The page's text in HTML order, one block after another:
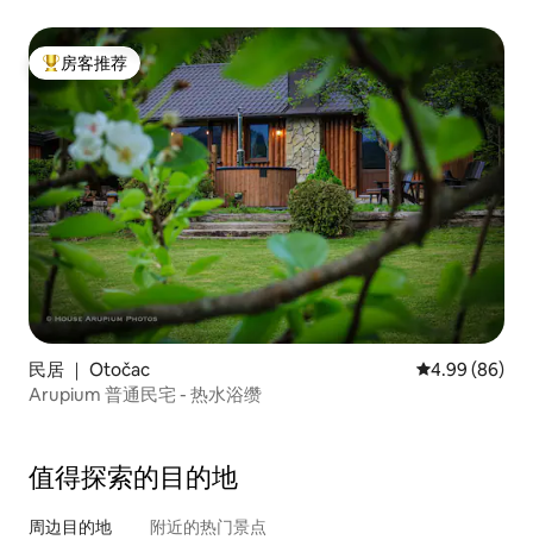
热门「房客推荐」
房客推荐
民居 ｜ Otočac 平均评分 4.99
4.99 (86)
Arupium 普通民宅 - 热水浴缵
值得探索的目的地
周边目的地 附近的热门景点